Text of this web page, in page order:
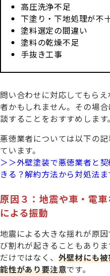
高圧洗浄不足
下塗り・下地処理が不
塗料選定の間違い
塗料の乾燥不足
手抜き工事
問い合わせに対応してもら
者かもしれません。その場
談することをおすすめします。
悪徳業者については以下の
ています。
＞＞外壁塗装で悪徳業者と
きる？解約方法から対処法
原因３：地震や車・電
による振動
地震による大きな揺れが原
び割れが起きることもあり
だけではなく、 外壁材にも
能性があり要注意です。